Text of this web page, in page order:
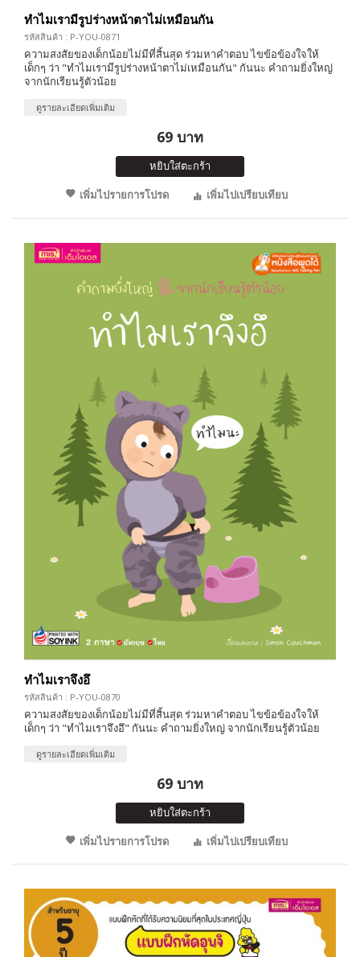
ทำไมเรามีรูปร่างหน้าตาไม่เหมือนกัน
รหัสสินค้า : P-YOU-0871
ความสงสัยของเด็กน้อยไม่มีที่สิ้นสุด ร่วมหาคำตอบ ไขข้อข้องใจให้
เด็กๆ ว่า "ทำไมเรามีรูปร่างหน้าตาไม่เหมือนกัน" กันนะ คำถามยิ่งใหญ่
จากนักเรียนรู้ตัวน้อย
ดูรายละเอียดเพิ่มเติม
69 บาท
หยิบใส่ตะกร้า
เพิ่มไปรายการโปรด
เพิ่มไปเปรียบเทียบ
ทำไมเราจึงอึ
รหัสสินค้า : P-YOU-0870
ความสงสัยของเด็กน้อยไม่มีที่สิ้นสุด ร่วมหาคำตอบ ไขข้อข้องใจให้
เด็กๆ ว่า "ทำไมเราจึงอึ" กันนะ คำถามยิ่งใหญ่ จากนักเรียนรู้ตัวน้อย
ดูรายละเอียดเพิ่มเติม
69 บาท
หยิบใส่ตะกร้า
เพิ่มไปรายการโปรด
เพิ่มไปเปรียบเทียบ